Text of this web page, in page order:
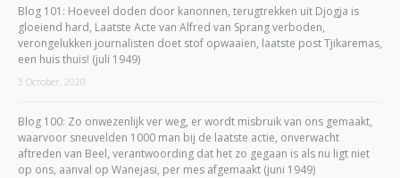
Blog 101: Hoeveel doden door kanonnen, terugtrekken uit Djogja is
gloeiend hard, Laatste Acte van Alfred van Sprang verboden,
verongelukken journalisten doet stof opwaaien, laatste post Tjikaremas,
een huis thuis! (juli 1949)
3 October, 2020
Blog 100: Zo onwezenlijk ver weg, er wordt misbruik van ons gemaakt,
waarvoor sneuvelden 1000 man bij de laatste actie, onverwacht
aftreden van Beel, verantwoording dat het zo gegaan is als nu ligt niet
op ons, aanval op Wanejasi, per mes afgemaakt (juni 1949)